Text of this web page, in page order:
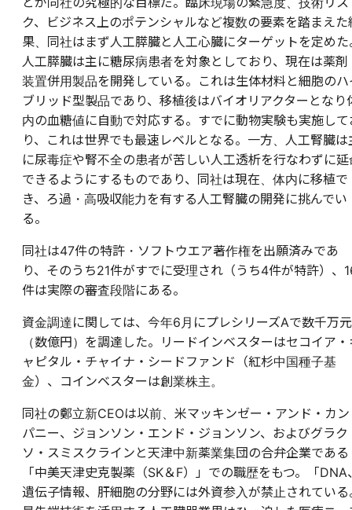
ク、ビジネス上のポテンシャルなど複数の要素を踏まえた
果、同社はまず人工膵臓と人工心臓にターゲットを定めた
人工膵臓は主に糖尿病患者を対象としており、現在は薬剤
装置併用製品を開発している。これは生体材料と細胞のハ
ブリッド型製品であり、移植後はバイオリアクターとなり
内の血糖値に自動で対応する。すでに動物実験も実施して
り、これは世界でも最速レベルとなる。一方、人工腎臓は
に尿毒症や腎不全の患者が苦しい人工透析を行なわずに延
できるようにするものであり、同社は現在、体内に移植で
き、ろ過・高吸収能力を有する人工腎臓の開発に挑んでい
る。
同社は47件の特許・ソフトウエア著作権を出願済みであ
り、そのうち21件がすでに受理され（うち4件が特許）、
件は実際の審査段階にある。
資金調達に関しては、今年6月にプレシリーズAで数千万元
（数億円）を調達した。リードインベスターはセコイア・
ャピタル・チャイナ・シードファンド（紅杉中国種子基
金）、コインベスターは創業株主。
同社の鄭立新CEOは以前、米マッキンゼー・アンド・カン
パニー、ジョンソン・エンド・ジョンソン、およびグラク
ソ・スミスクラインと天津中新薬業集団の合弁企業である
「中美天津史克製薬（SK＆F）」での職歴をもつ。「DNA
遺伝子情報、肝細胞の分野には外資参入が禁止されている